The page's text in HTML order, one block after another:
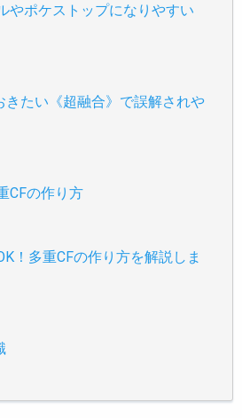
やポケストップになりやすい
きたい《超融合》で誤解されや
CFの作り方
！多重CFの作り方を解説しま